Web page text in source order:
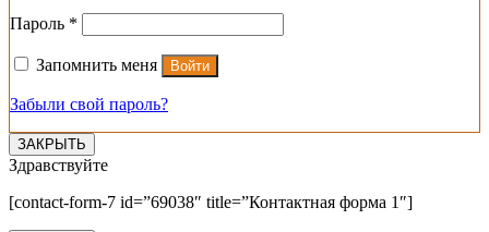
Пароль *
Запомнить меня Войти
Забыли свой пароль?
ЗАКРЫТЬ
Здравствуйте
[contact-form-7 id=”69038″ title=”Контактная форма 1″]